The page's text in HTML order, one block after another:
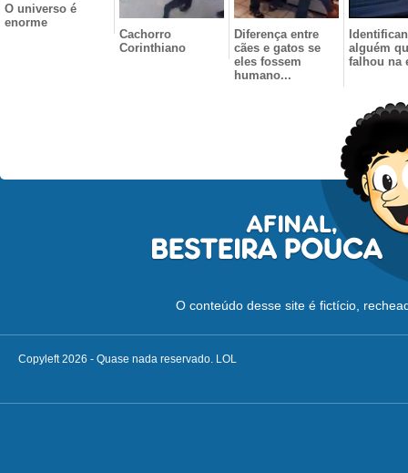
O universo é
enorme
Cachorro
Corinthiano
Diferença entre
cães e gatos se
eles fossem
humano...
alguém
falhou na
O conteúdo desse site é fictício,
Copyleft 2026 - Quase nada reservado. LOL